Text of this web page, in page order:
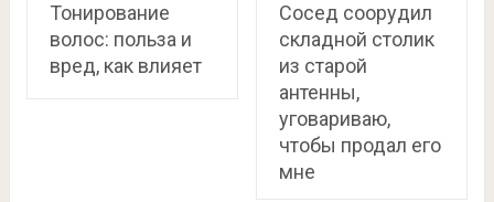
Тонирование
волос: польза и
вред, как влияет
Сосед соорудил
складной столик
из старой
антенны,
уговариваю,
чтобы продал его
мне